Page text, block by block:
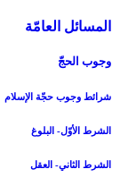
المسائل العامّة
وجوب الحجّ‏
شرائط وجوب حجّة الإسلام‏
الشرط الأوّل- البلوغ
الشرط الثاني- العقل